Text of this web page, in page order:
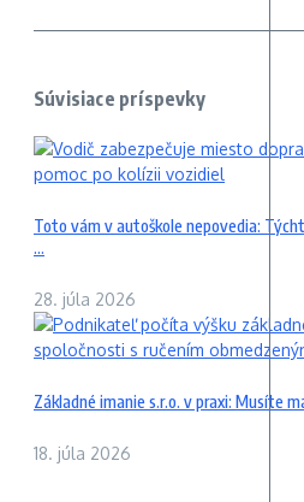
Súvisiace príspevky
Toto vám v autoškole nepovedia:
...
28. júla 2026
Základné imanie s.r.o. v praxi: Musíte
18. júla 2026